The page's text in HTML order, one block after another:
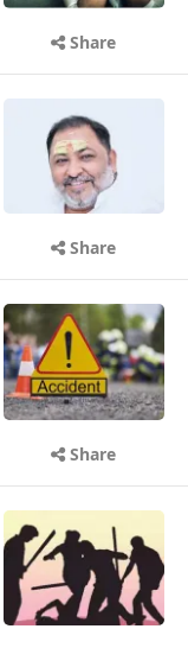
Share
Share
Share